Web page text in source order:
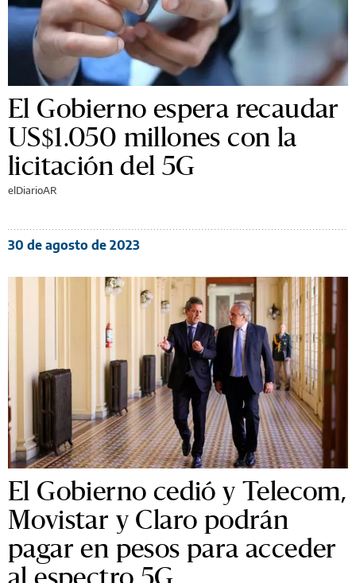
El Gobierno espera recaudar
US$1.050 millones con la
licitación del 5G
elDiarioAR
30 de agosto de 2023
El Gobierno cedió y Telecom,
Movistar y Claro podrán
pagar en pesos para acceder